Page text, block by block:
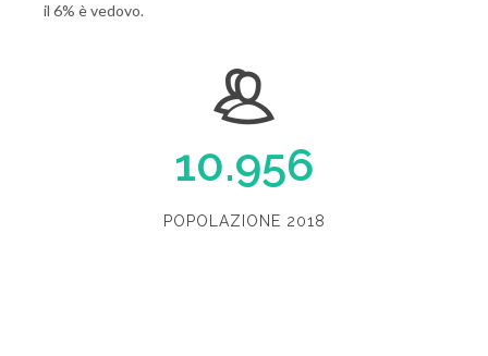
il 6% è vedovo.
10.956
POPOLAZIONE 2018